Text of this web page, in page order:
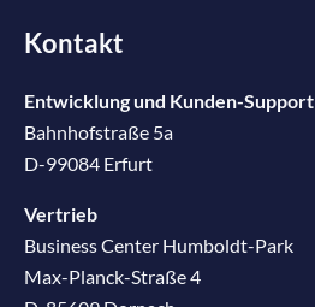
Kontakt
Entwicklung und Kunden-Support
Bahnhofstraße 5a
D-99084 Erfurt
Vertrieb
Business Center Humboldt-Park
Max-Planck-Straße 4